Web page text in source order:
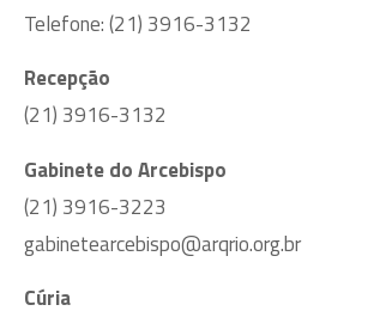
Telefone: (21) 3916-3132
Recepção
(21) 3916-3132
Gabinete do Arcebispo
(21) 3916-3223
gabinetearcebispo@arqrio.org.br
Cúria